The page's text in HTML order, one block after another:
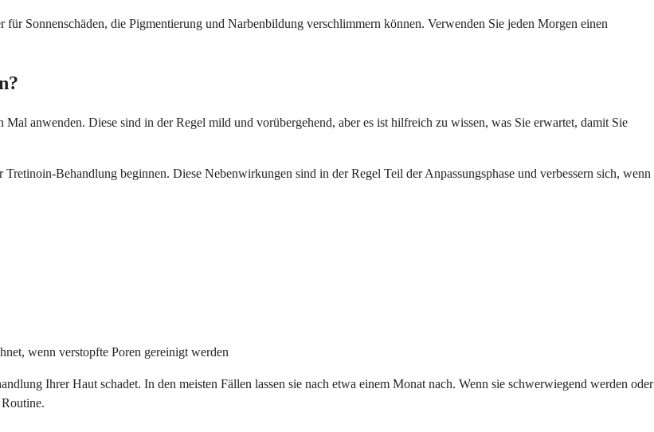
Sonnenschäden, die Pigmentierung und Narbenbildung verschlimmern können. Verwenden Sie jeden Morgen einen
anwenden. Diese sind in der Regel mild und vorübergehend, aber es ist hilfreich zu wissen, was Sie erwartet, damit Sie
Behandlung beginnen. Diese Nebenwirkungen sind in der Regel Teil der Anpassungsphase und verbessern sich, wenn
wenn verstopfte Poren gereinigt werden
Ihrer Haut schadet. In den meisten Fällen lassen sie nach etwa einem Monat nach. Wenn sie schwerwiegend werden oder